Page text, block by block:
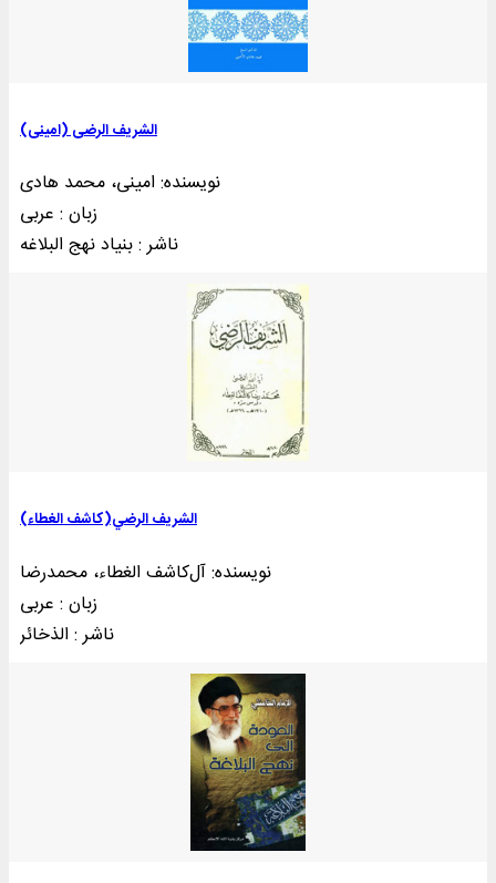
الشریف الرضی (امینی)
نویسنده: امینی، محمد هادی
زبان : عربی
ناشر : بنياد نهج البلاغه
الشریف الرضي(کاشف الغطاء)
نویسنده: آل‌کاشف‌ الغطاء، محمدرضا
زبان : عربی
ناشر : الذخائر